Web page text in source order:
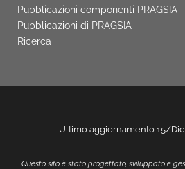
Pubblicazioni componenti PRAGSIA
Pubblicazioni di PRAGSIA
Ricerca
Ultimo aggiornamento 15/
Questo sito è stato progettato, sviluppato e